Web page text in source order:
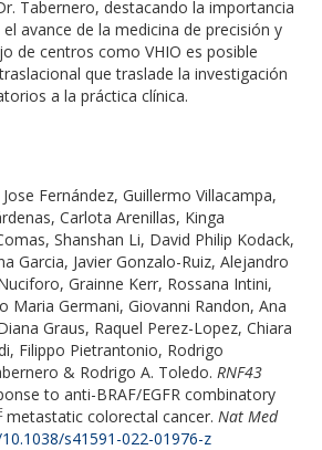
Tabernero, destacando la importancia
avance de la medicina de precisión y
de centros como VHIO es posible
que traslade la investigación
a la práctica clínica.
Jose Fernández, Guillermo Villacampa,
Carlota Arenillas, Kinga
Shanshan Li, David Philip Kodack,
Garcia, Javier Gonzalo-Ruiz, Alejandro
Grainne Kerr, Rossana Intini,
Maria Germani, Giovanni Randon, Ana
Graus, Raquel Perez-Lopez, Chiara
Filippo Pietrantonio, Rodrigo
& Rodrigo A. Toledo. RNF43
to anti-BRAF/EGFR combinatory
metastatic colorectal cancer. Nat Med
s41591-022-01976-z